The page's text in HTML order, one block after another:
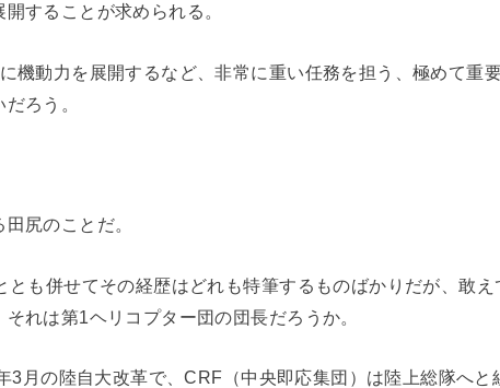
することが求められる。
機動力を展開するなど、非常に重い任務を担う、極めて重
ろう。
尻のことだ。
とも併せてその経歴はどれも特筆するものばかりだが、敢え
れは第1ヘリコプター団の団長だろうか。
3月の陸自大改革で、CRF（中央即応集団）は陸上総隊へと